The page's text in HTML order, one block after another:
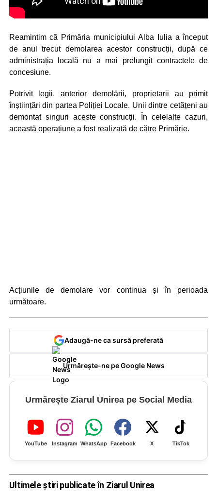
Reamintim că Primăria municipiului Alba Iulia a început
de anul trecut demolarea acestor construcții, după ce
administrația locală nu a mai prelungit contractele de
concesiune.
Potrivit legii, anterior demolării, proprietarii au primit
înștiințări din partea Poliției Locale. Unii dintre cetățeni au
demontat singuri aceste construcții. În celelalte cazuri,
această operațiune a fost realizată de către Primărie.
Acțiunile de demolare vor continua și în perioada
următoare.
Adaugă-ne ca sursă preferată
Urmărește-ne pe Google News
Urmărește Ziarul Unirea pe Social Media
YouTube Instagram WhatsApp Facebook X TikTok
Ultimele știri publicate în Ziarul Unirea